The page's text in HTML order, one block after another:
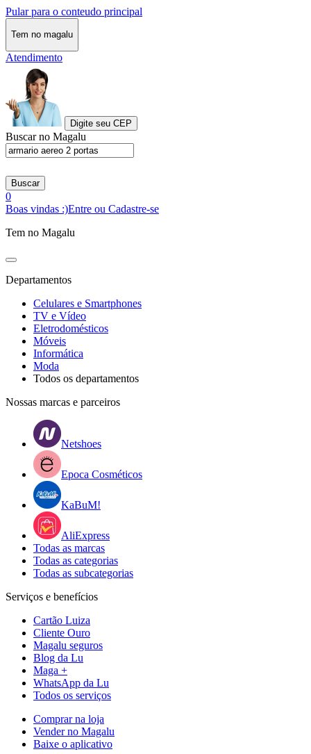
Pular para o conteudo principal
Tem no magalu
Atendimento
Digite seu CEP
Buscar no Magalu
Buscar
0
Boas vindas :)Entre ou Cadastre-se
Tem no Magalu
Departamentos
Celulares e Smartphones
TV e Vídeo
Eletrodomésticos
Móveis
Informática
Moda
Todos os departamentos
Nossas marcas e parceiros
Netshoes
Epoca Cosméticos
KaBuM!
AliExpress
Todas as marcas
Todas as categorias
Todas as subcategorias
Serviços e benefícios
Cartão Luiza
Cliente Ouro
Magalu seguros
Blog da Lu
Maga +
WhatsApp da Lu
Todos os serviços
Comprar na loja
Vender no Magalu
Baixe o aplicativo